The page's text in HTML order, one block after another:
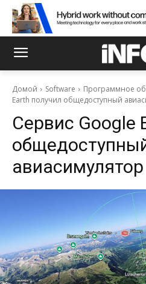
Домой Software Программное
Earth получил общедоступный
Сервис Google
авиасимулятор